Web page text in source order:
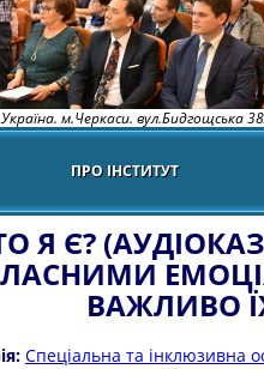
Україна. м.Черкаси. вул.Бидгощська
ПРО ІНСТИТУТ
Я Є?
ВАЖЛИВО
Спеціальна та інклюзивна